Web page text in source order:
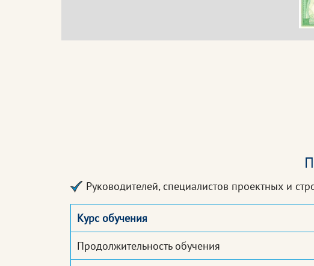
Руководителей, специалистов проектных и
Курс обучения
Продолжительность обучения